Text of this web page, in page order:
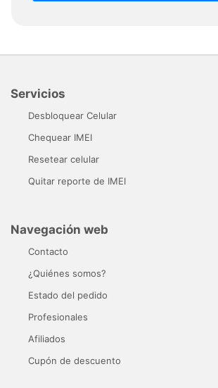
Servicios
Desbloquear Celular
Chequear IMEI
Resetear celular
Quitar reporte de IMEI
Navegación web
Contacto
¿Quiénes somos?
Estado del pedido
Profesionales
Afiliados
Cupón de descuento